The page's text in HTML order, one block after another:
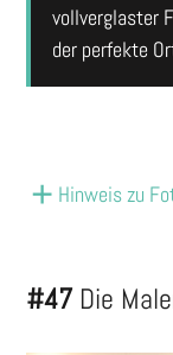
vollverglaster
der perfekte
Hinweis zu
#47Die